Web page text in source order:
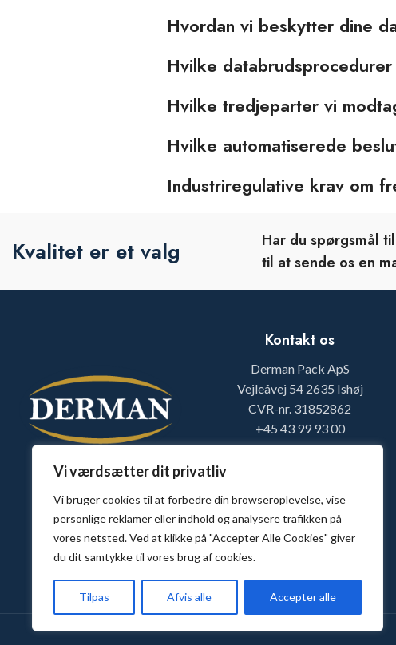
Vi værdsætter dit privatliv
Vi bruger cookies til at forbedre din browseroplevelse, vise
personlige reklamer eller indhold og analysere trafikken på
vores netsted. Ved at klikke på "Accepter Alle Cookies" giver
du dit samtykke til vores brug af cookies.
Tilpas Afvis alle Accepter alle
Hvordan vi beskytter dine
Hvilke
Hvilke tredjeparter vi
Hvilke automatiserede
Industriregulative krav om
Kvalitet er et valg
Har du spørgsmål
til at sende os en
Kontakt os
Derman Pack ApS
Vejleåvej 54 2635 Ishøj
CVR-nr. 31852862
+45 43 99 93 00
info@dermanpack.dk